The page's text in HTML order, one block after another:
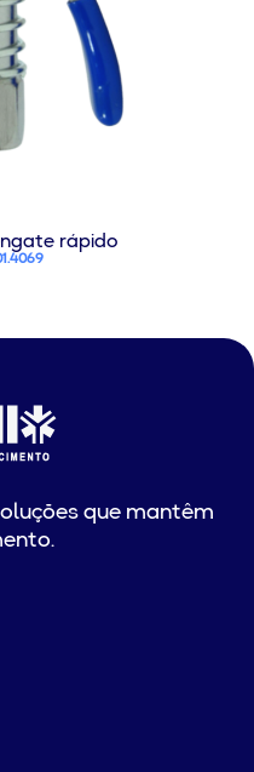
rápido
que mantêm